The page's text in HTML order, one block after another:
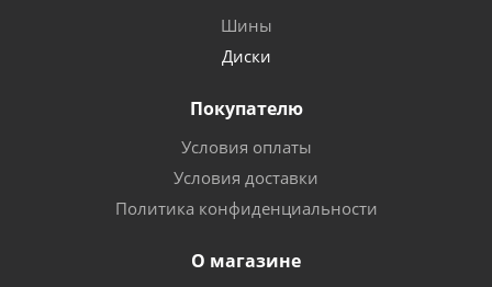
Шины
Диски
Покупателю
Условия оплаты
Условия доставки
Политика конфиденциальности
О магазине